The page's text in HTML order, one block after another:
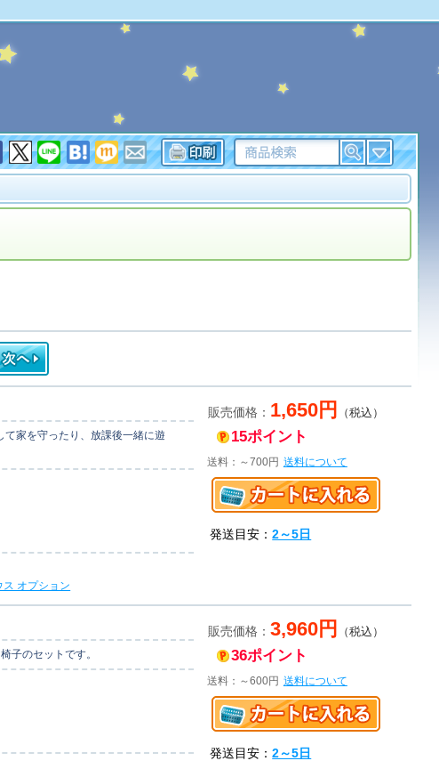
家を守ったり、放課後一緒に遊
ス オプション
販売価格： 1,650円 （税込）
15ポイント
送料：～700円 送料について
発送目安：2～5日
子のセットです。
販売価格： 3,960円 （税込）
36ポイント
送料：～600円 送料について
発送目安：2～5日